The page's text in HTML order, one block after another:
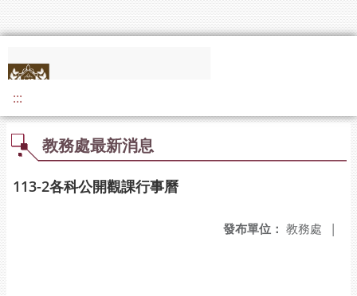
:::
教務處最新消息
113-2各科公開觀課行事曆
發布單位： 教務處 |